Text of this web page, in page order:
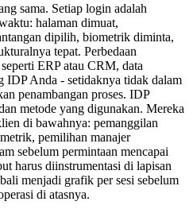
sama. Setiap login adalah
halaman dimuat,
dipilih, biometrik diminta,
tepat. Perbedaan
ERP atau CRM, data
IDP Anda - setidaknya tidak dalam
penambangan proses. IDP
metode yang digunakan. Mereka
di bawahnya: pemanggilan
pemilihan manajer
sebelum permintaan mencapai
harus diinstrumentasi di lapisan
menjadi grafik per sesi sebelum
di atasnya.